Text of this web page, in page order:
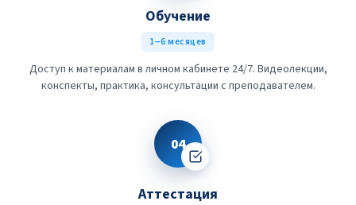
Обучение
1–6 месяцев
Доступ к материалам в личном кабинете 24/7. Видеолекции,
конспекты, практика, консультации с преподавателем.
04
Аттестация